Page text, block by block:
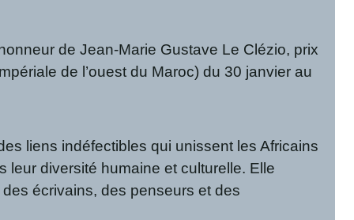
de Jean-Marie Gustave Le Clézio, prix
de l’ouest du Maroc) du 30 janvier au
liens indéfectibles qui unissent les Africains
leur diversité humaine et culturelle. Elle
écrivains, des penseurs et des